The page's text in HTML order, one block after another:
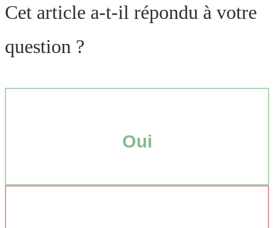
Cet article a-t-il répondu à votre
question ?
Oui